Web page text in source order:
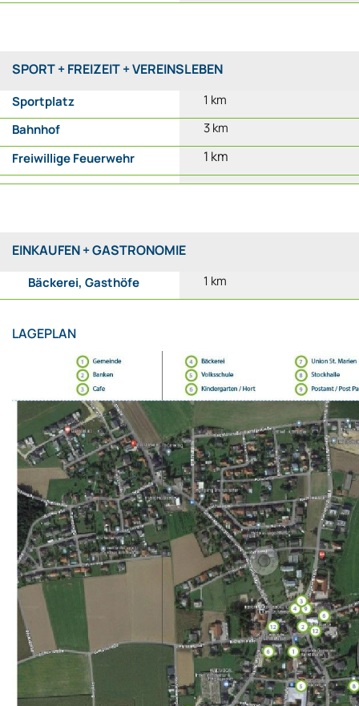
SPORT + FREIZEIT + VEREINSLEBEN
Sportplatz
1 km
Bahnhof
3 km
Freiwillige Feuerwehr
1 km
EINKAUFEN + GASTRONOMIE
Bäckerei, Gasthöfe 1 km
LAGEPLAN